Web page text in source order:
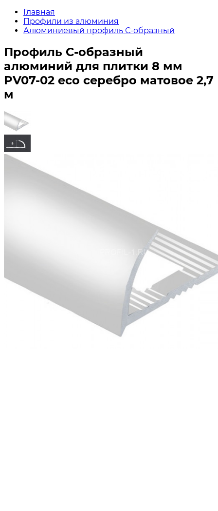
Главная
Профили из алюминия
Алюминиевый профиль С-образный
Профиль С-образный
алюминий для плитки 8 мм
PV07-02 eco серебро матовое 2,7
м